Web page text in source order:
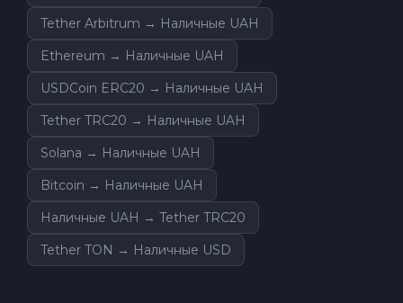
Tether Arbitrum → Наличные UAH
Ethereum → Наличные UAH
USDCoin ERC20 → Наличные UAH
Tether TRC20 → Наличные UAH
Solana → Наличные UAH
Bitcoin → Наличные UAH
Наличные UAH → Tether TRC20
Tether TON → Наличные USD